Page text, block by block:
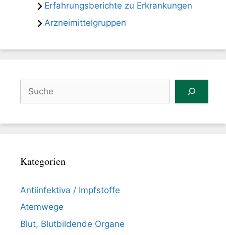
Erfahrungsberichte zu Erkrankungen
Arzneimittelgruppen
Kategorien
Antiinfektiva / Impfstoffe
Atemwege
Blut, Blutbildende Organe